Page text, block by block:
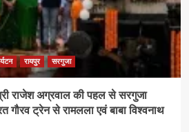
रायपुर सरगुजा
राजेश अग्रवाल की पहल से सरगुजा
गौरव ट्रेन से रामलला एवं बाबा विश्वनाथ